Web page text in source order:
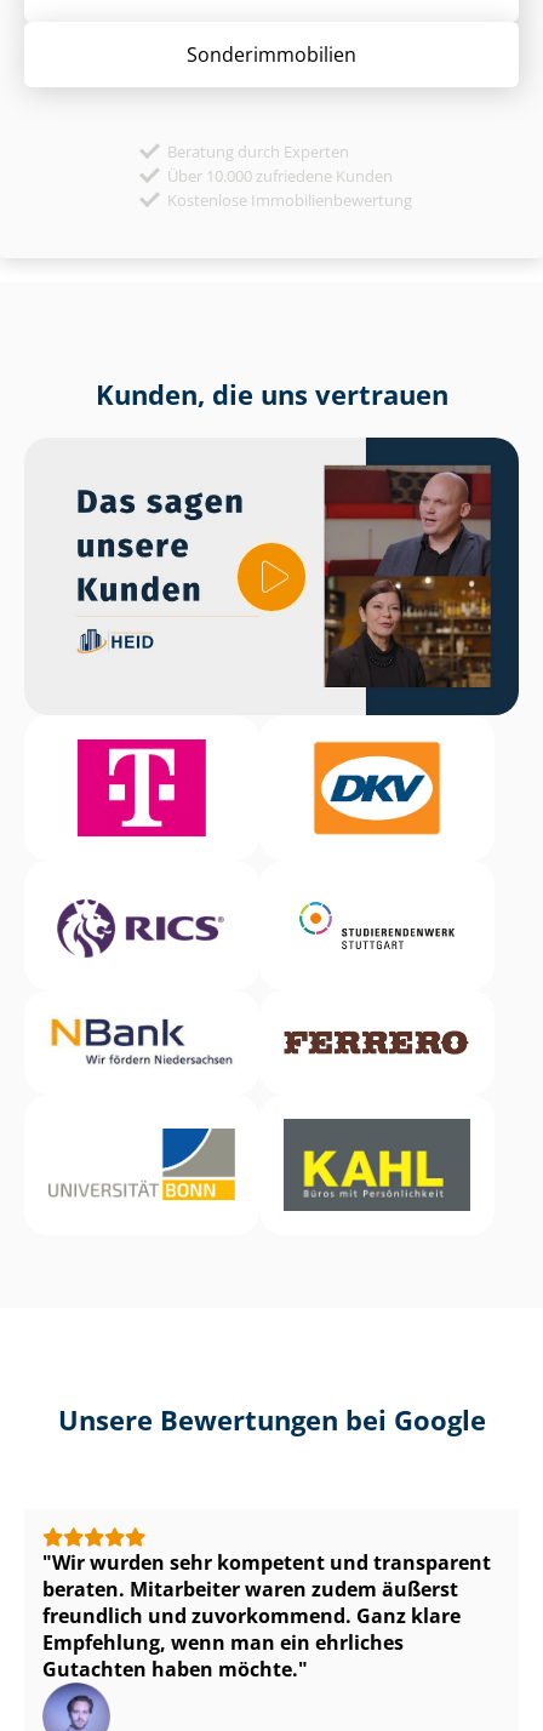
Sonder­immobilien
Beratung durch Experten
Über 10.000 zufriedene Kunden
Kostenlose Immobilienbewertung
Kunden, die uns vertrauen
Unsere Bewertungen bei Google
Wir wurden sehr kompetent und transparent
beraten. Mitarbeiter waren zudem äußerst
freundlich und zuvorkommend. Ganz klare
Empfehlung, wenn man ein ehrliches
Gutachten haben möchte.